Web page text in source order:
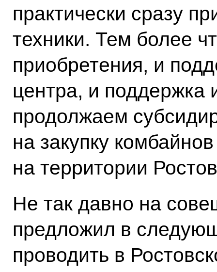
практически сразу
техники. Тем более
приобретения, и
центра, и поддержка
продолжаем
на закупку
на территории
Не так давно на
предложил в
проводить в